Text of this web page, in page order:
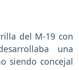
del M-19 con
una
siendo concejal